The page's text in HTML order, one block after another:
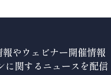
やウェビナー開催情報
関するニュースを配信